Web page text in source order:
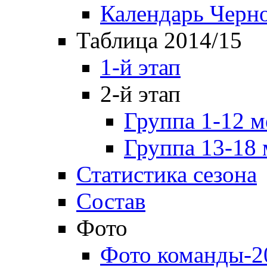
Календарь
Таблица 2014/15
1-й этап
2-й этап
Группа 1-12
Группа 13-18
Статистика сезона
Состав
Фото
Фото команды-